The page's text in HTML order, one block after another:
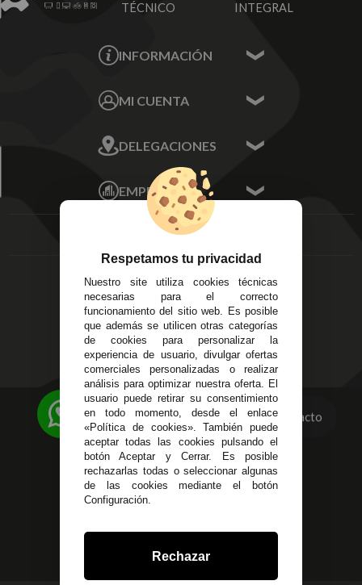
TÉCNICO
INTEGRAL
INFORMACIÓN
Sobre nosotros
MI CUENTA
Mis Direcciones
Mis Pedidos
Mis favoritos
FAQ's
DELEGACIONES
Écija - Sevilla
Av. Plaza de Toros.
Local 3
Córdoba
14
Alzira - Valencia
C/ Esplugues, 135
EMPRESA
Aviso Legal
Devoluciones
Política de Privacidad
Pago Seguro
Terminos y
Condiciones Generales
Políticas de Cookies
623 23 31 98
Atendemos Whatsapp
955 44 45 43/955 44 45 44
info@steielectronica.com
Avenida Plaza de Toros,
Local 3 Écija (Sevilla)
Contacto
Respetamos tu privacidad
Nuestro site utiliza cookies técnicas
necesarias para el correcto
funcionamiento del sitio web. Es posible
que además se utilicen otras categorías
de cookies para personalizar la
experiencia de usuario, divulgar ofertas
comerciales personalizadas o realizar
análisis para optimizar nuestra oferta. El
usuario puede retirar su consentimiento
en todo momento, desde el enlace
«Política de cookies». También puede
aceptar todas las cookies pulsando el
botón Aceptar y Cerrar. Es posible
rechazarlas todas o seleccionar algunas
de las cookies mediante el botón
Configuración.
Rechazar